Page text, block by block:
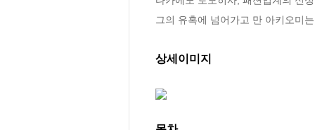
그의 유혹에 넘어가고 만 아키오미
상세이미지